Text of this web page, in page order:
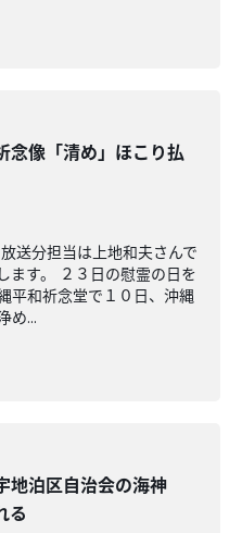
念像「清め」ほこり払
送分担当は上地和夫さんで
ます。 ２３日の慰霊の日を
平和祈念堂で１０日、沖縄
め...
地泊区自治会の海神
る